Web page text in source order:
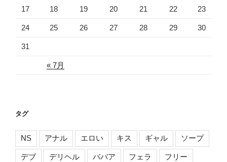
« 7月
17 18 19 20 21 22 23
24 25 26 27 28 29 30
31
タグ
NS アナル エロい キス ギャル ソープ
デブ デリヘル ババア フェラ フリー